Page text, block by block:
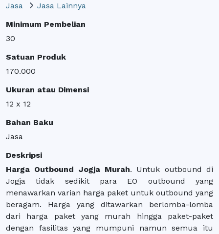
Jasa
Jasa Lainnya
Minimum Pembelian
30
Satuan Produk
170.000
Ukuran atau Dimensi
12 x 12
Bahan Baku
Jasa
Deskripsi
Harga Outbound Jogja Murah. Untuk outbound di
Jogja tidak sedikit para EO outbound yang
menawarkan varian harga paket untuk outbound yang
beragam. Harga yang ditawarkan berlomba-lomba
dari harga paket yang murah hingga paket-paket
dengan fasilitas yang mumpuni namun semua itu